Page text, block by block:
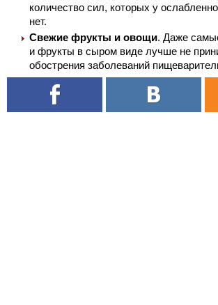
количество сил, которых у
нет.
Свежие фрукты и овощи. Даже
и фрукты в сыром виде лучше не
обострения заболеваний